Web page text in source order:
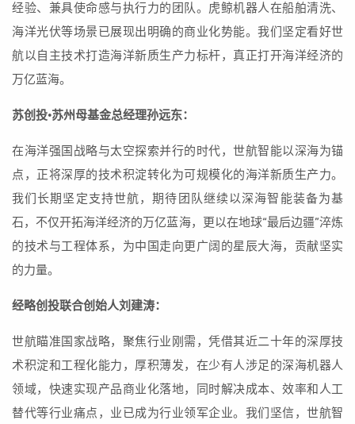
经验、兼具使命感与执行力的团队。虎鲸机器人在船舶清洗、
海洋光伏等场景已展现出明确的商业化势能。我们坚定看好世
航以自主技术打造海洋新质生产力标杆，真正打开海洋经济的
万亿蓝海。
苏创投·苏州母基金总经理孙远东：
在海洋强国战略与太空探索并行的时代，世航智能以深海为锚
点，正将深厚的技术积淀转化为可规模化的海洋新质生产力。
我们长期坚定支持世航，期待团队继续以深海智能装备为基
石，不仅开拓海洋经济的万亿蓝海，更以在地球“最后边疆”淬炼
的技术与工程体系，为中国走向更广阔的星辰大海，贡献坚实
的力量。
经略创投联合创始人刘建涛：
世航瞄准国家战略，聚焦行业刚需，凭借其近二十年的深厚技
术积淀和工程化能力，厚积薄发，在少有人涉足的深海机器人
领域，快速实现产品商业化落地，同时解决成本、效率和人工
替代等行业痛点，业已成为行业领军企业。我们坚信，世航智